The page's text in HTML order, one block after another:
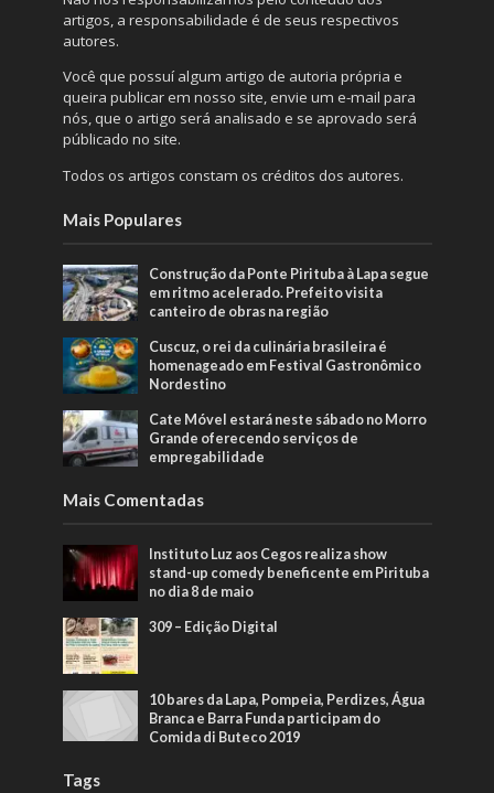
artigos, a responsabilidade é de seus respectivos
autores.
Você que possuí algum artigo de autoria própria e
queira publicar em nosso site, envie um e-mail para
nós, que o artigo será analisado e se aprovado será
públicado no site.
Todos os artigos constam os créditos dos autores.
Mais Populares
Construção da Ponte Pirituba à Lapa segue
em ritmo acelerado. Prefeito visita
canteiro de obras na região
Cuscuz, o rei da culinária brasileira é
homenageado em Festival Gastronômico
Nordestino
Cate Móvel estará neste sábado no Morro
Grande oferecendo serviços de
empregabilidade
Mais Comentadas
Instituto Luz aos Cegos realiza show
stand-up comedy beneficente em Pirituba
no dia 8 de maio
309 – Edição Digital
10 bares da Lapa, Pompeia, Perdizes, Água
Branca e Barra Funda participam do
Comida di Buteco 2019
Tags